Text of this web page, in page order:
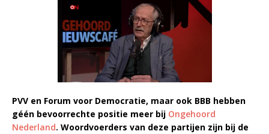
PVV en Forum voor Democratie, maar ook BBB hebben
géén bevoorrechte positie meer bij Ongehoord
Nederland. Woordvoerders van deze partijen zijn bij de